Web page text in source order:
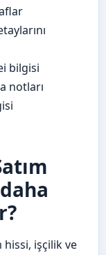
bilgisi
notları
işçilik ve